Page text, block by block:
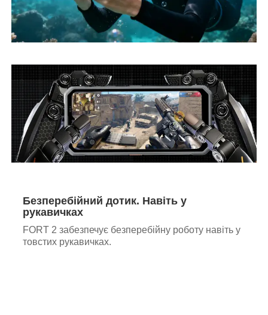
Безперебійний дотик. Навіть у
рукавичках
FORT 2 забезпечує безперебійну роботу навіть у
товстих рукавичках.